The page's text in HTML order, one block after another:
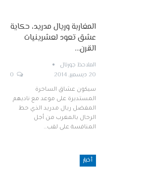
المغاربة وريال مدريد، حكاية
عشق تعود لعشرينيات
القرن…
الملاحظ جورنال
20 ديسمبر, 2014
سيكون عشاق الساحرة
المستديرة على موعد مع ناديهم
المفضل ريال مدريد الذي حط
الرحال بالمغرب من أجل
المنافسة على لقب…
أخبار